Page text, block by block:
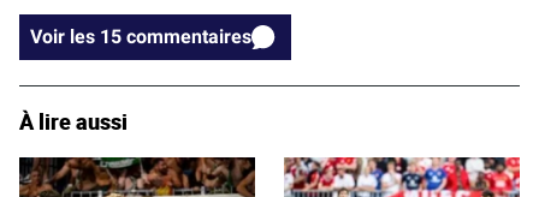
Voir les 15 commentaires
À lire aussi